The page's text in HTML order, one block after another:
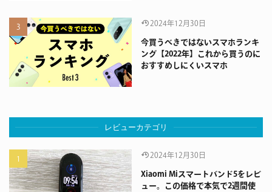
2024年12月30日
今買うべきではないスマホランキ
ング【2022年】これから買うのに
おすすめしにくいスマホ
レビューカテゴリ
2024年12月30日
Xiaomi Miスマートバンド5をレビ
ュー。この価格で本気で2週間使